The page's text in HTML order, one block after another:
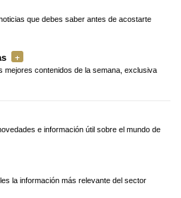
que debes saber antes de acostarte
mejores contenidos de la semana, exclusiva
e información útil sobre el mundo de
la información más relevante del sector